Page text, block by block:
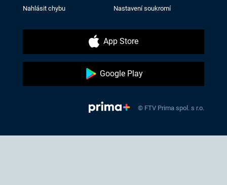
Nahlásit chybu Nastavení soukromí
App Store
Google Play
© FTV Prima spol. s r.o.